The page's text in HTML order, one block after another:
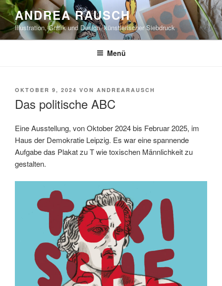
Zum
Inhalt
springen
ANDREA RAUSCH
Illustration, Grafik und Design, künstlerischer Siebdruck
Menü
VERÖFFENTLICHT
OKTOBER 9, 2024 VON ANDREARAUSCH
Das politische ABC
Eine Ausstellung, von Oktober 2024 bis Februar 2025, im
Haus der Demokratie Leipzig. Es war eine spannende
Aufgabe das Plakat zu T wie toxischen Männlichkeit zu
gestalten.